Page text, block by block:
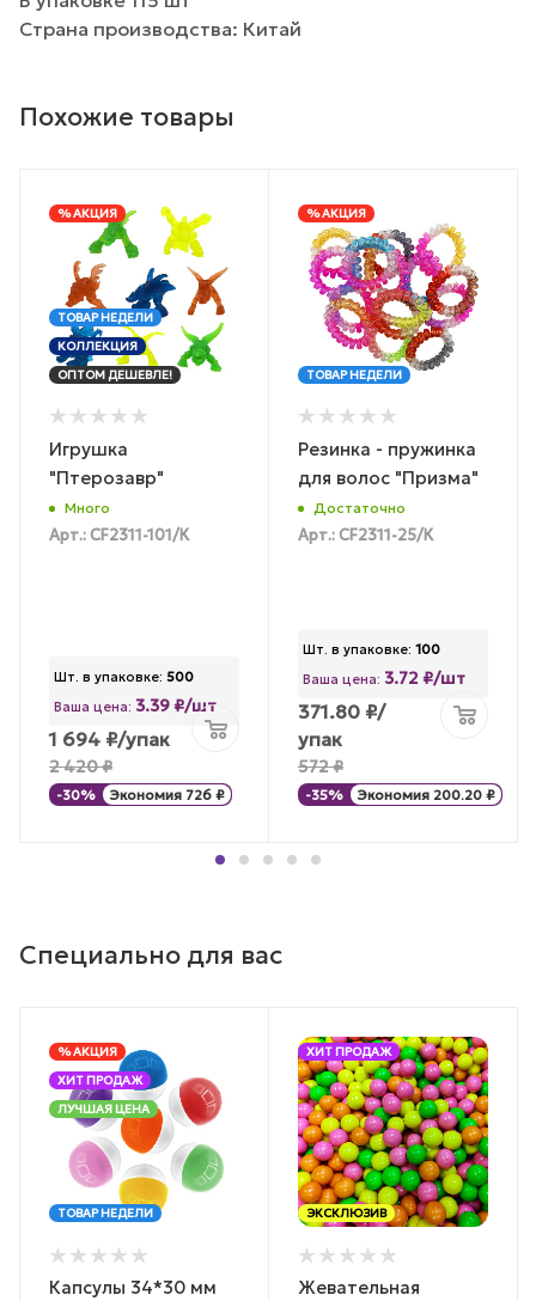
Страна производства: Китай
Похожие товары
% АКЦИЯ
ТОВАР НЕДЕЛИ
КОЛЛЕКЦИЯ
ОПТОМ ДЕШЕВЛЕ!
Игрушка
"Птерозавр"
Много
Арт.: CF2311-101/К
Шт. в упаковке: 500
Ваша цена: 3.39 ₽/шт
1 694 ₽/упак
2 420₽
-30% Экономия 726 ₽
% АКЦИЯ
ТОВАР НЕДЕЛИ
Резинка - пружинка
для волос "Призма"
Достаточно
Арт.: CF2311-25/К
Шт. в упаковке: 100
Ваша цена: 3.72 ₽/шт
371.80 ₽/
упак
572₽
-35% Экономия 200.20 ₽
Специально для вас
% АКЦИЯ
ХИТ ПРОДАЖ
ЛУЧШАЯ ЦЕНА
ТОВАР НЕДЕЛИ
Капсулы 34*30 мм
ХИТ ПРОДАЖ
ЭКСКЛЮЗИВ
Жевательная